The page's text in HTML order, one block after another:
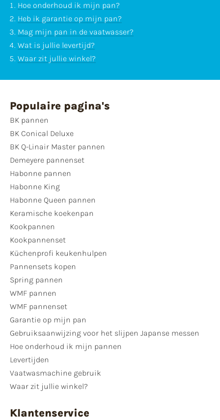
Hoe onderhoud ik mijn pan?
Heb ik garantie op mijn pan?
Mag mijn pan in de vaatwasser?
Wat is jullie levertijd?
Waar zit jullie winkel?
Populaire pagina's
BK pannen
BK Conical Deluxe
BK Q-Linair Master pannen
Demeyere pannenset
Habonne pannen
Habonne King
Habonne Queen pannen
Keramische koekenpan
Kookpannen
Kookpannenset
Küchenprofi keukenhulpen
Pannensets kopen
Spring pannen
WMF pannen
WMF pannenset
Garantie op mijn pan
Gebruiksaanwijzing voor het slijpen Japanse messen
Hoe onderhoud ik mijn pannen
Levertijden
Vaatwasmachine gebruik
Waar zit jullie winkel?
Klantenservice